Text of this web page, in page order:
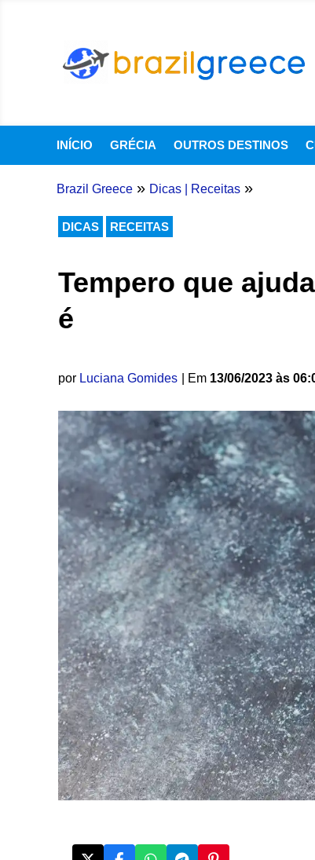
INÍCIO GRÉCIA OUTROS DESTINOS
Brazil Greece » Dicas| Receitas »
DICAS RECEITAS
Tempero que
é
por Luciana Gomides | Em 13/06/2023 às